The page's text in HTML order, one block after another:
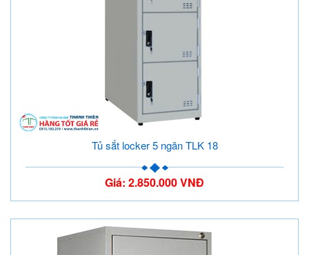
Tủ sắt locker 5 ngăn TLK 18
Giá: 2.850.000 VNĐ